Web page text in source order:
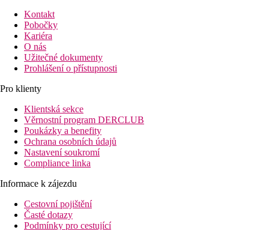
Kontakt
Pobočky
Kariéra
O nás
Užitečné dokumenty
Prohlášení o přístupnosti
Pro klienty
Klientská sekce
Věrnostní program DERCLUB
Poukázky a benefity
Ochrana osobních údajů
Nastavení soukromí
Compliance linka
Informace k zájezdu
Cestovní pojištění
Časté dotazy
Podmínky pro cestující